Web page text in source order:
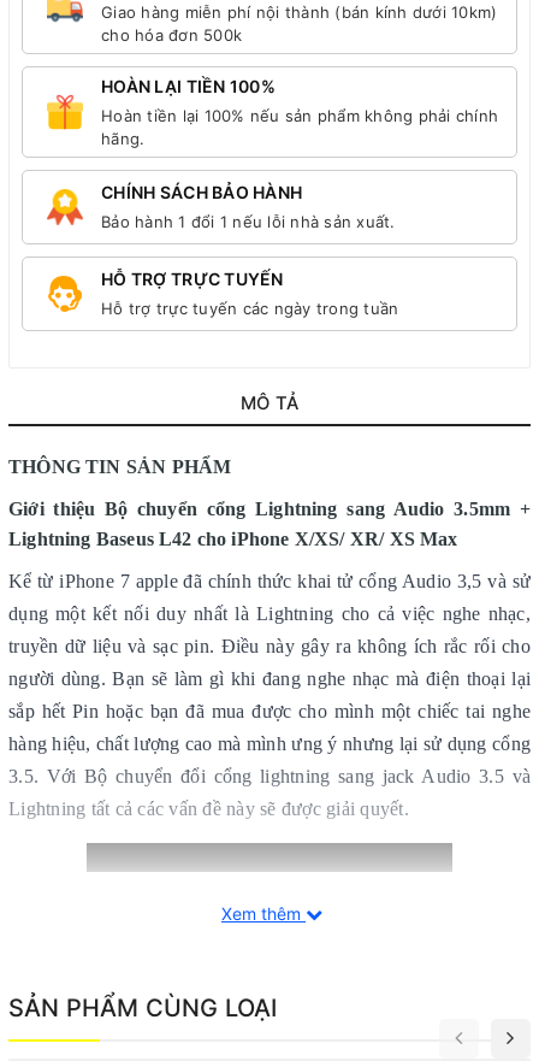
Giao hàng miễn phí nội thành (bán kính dưới 10km)
cho hóa đơn 500k
HOÀN LẠI TIỀN 100%
Hoàn tiền lại 100% nếu sản phẩm không phải chính
hãng.
CHÍNH SÁCH BẢO HÀNH
Bảo hành 1 đổi 1 nếu lỗi nhà sản xuất.
HỖ TRỢ TRỰC TUYẾN
Hỗ trợ trực tuyến các ngày trong tuần
MÔ TẢ
THÔNG TIN SẢN PHẨM
Giới thiệu Bộ chuyển cổng Lightning sang Audio 3.5mm +
Lightning Baseus L42 cho iPhone X/XS/ XR/ XS Max
Kể từ iPhone 7 apple đã chính thức khai tử cổng Audio 3,5 và sử
dụng một kết nối duy nhất là Lightning cho cả việc nghe nhạc,
truyền dữ liệu và sạc pin. Điều này gây ra không ích rắc rối cho
người dùng. Bạn sẽ làm gì khi đang nghe nhạc mà điện thoại lại
sắp hết Pin hoặc bạn đã mua được cho mình một chiếc tai nghe
hàng hiệu, chất lượng cao mà mình ưng ý nhưng lại sử dụng cổng
3.5. Với Bộ chuyển đổi cổng lightning sang jack Audio 3.5 và
Lightning tất cả các vấn đề này sẽ được giải quyết.
Xem thêm
SẢN PHẨM CÙNG LOẠI